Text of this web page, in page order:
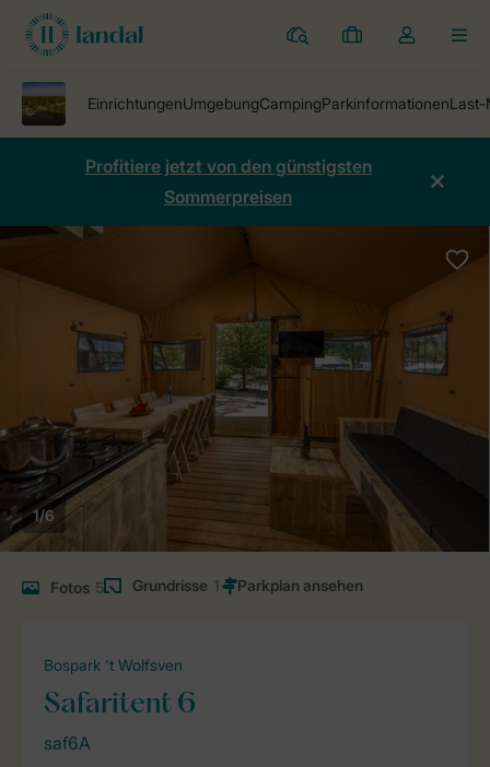
Ferienparks
Meine
Dropdown-
öffnen
Profitiere jetzt von den günstigsten
Sommerpreisen
1/6
Fotos 5 Grundrisse 1
Bospark 't Wolfsven
Safaritent 6
saf6A